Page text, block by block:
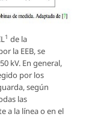
1 de la
la EEB, se
kV. En general,
por los
según
las
a la línea o en el